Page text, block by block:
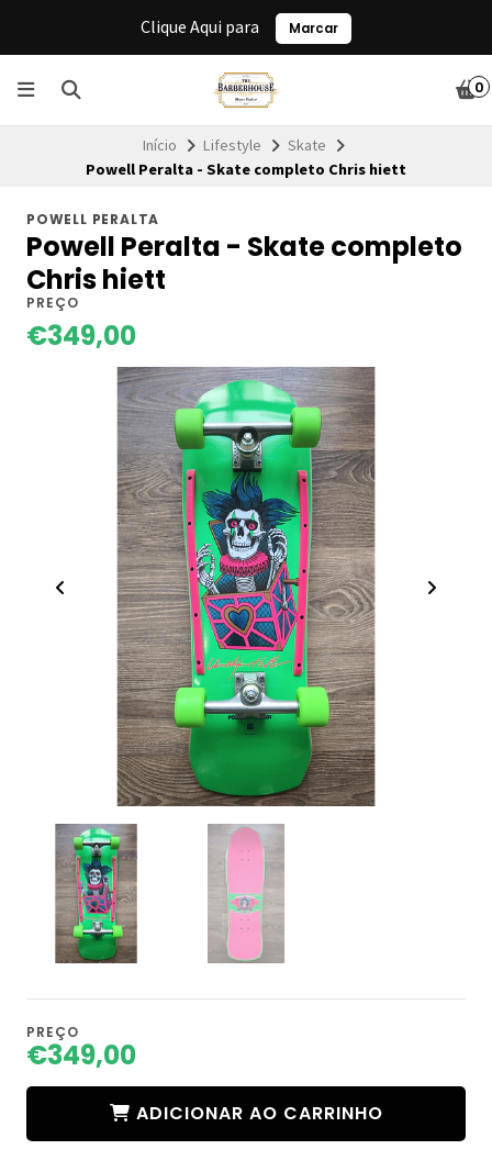
Clique Aqui para Marcar
0
Início Lifestyle
Skate
Powell Peralta - Skate completo Chris hiett
POWELL PERALTA
Powell Peralta - Skate completo
Chris hiett
PREÇO
€349,00
PREÇO
€349,00
ADICIONAR AO CARRINHO